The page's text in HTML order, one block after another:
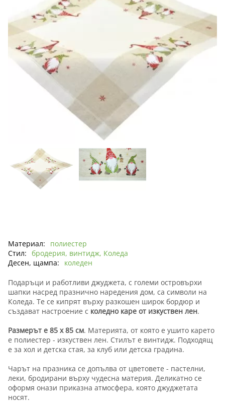
Материал:
полиестер
Стил: бродерия, винтидж, Коледа
Десен, щампа:
коледен
Подаръци и работливи джуджета, с големи островърхи
шапки насред празнично наредения дом, са символи на
Коледа. Те се кипрят върху разкошен широк бордюр и
създават настроение с коледно каре от изкуствен лен.
Размерът е 85 х 85 см. Материята, от която е ушито карето
е полиестер - изкуствен лен. Стилът е винтидж. Подходящ
е за хол и детска стая, за клуб или детска градина.
Чарът на празника се допълва от цветовете - пастелни,
леки, бродирани върху чудесна материя. Деликатно се
оформя онази приказна атмосфера, която джуджетата
носят.